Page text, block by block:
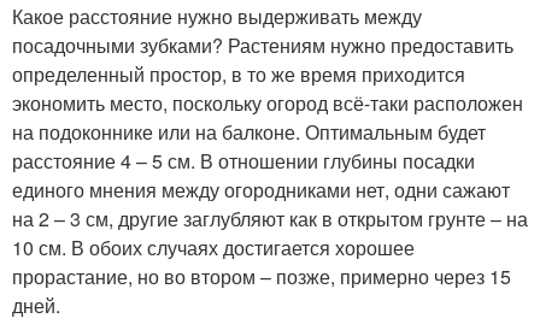
Какое расстояние нужно выдерживать между
посадочными зубками? Растениям нужно предоставить
определенный простор, в то же время приходится
экономить место, поскольку огород всё-таки расположен
на подоконнике или на балконе. Оптимальным будет
расстояние 4 – 5 см. В отношении глубины посадки
единого мнения между огородниками нет, одни сажают
на 2 – 3 см, другие заглубляют как в открытом грунте – на
10 см. В обоих случаях достигается хорошее
прорастание, но во втором – позже, примерно через 15
дней.